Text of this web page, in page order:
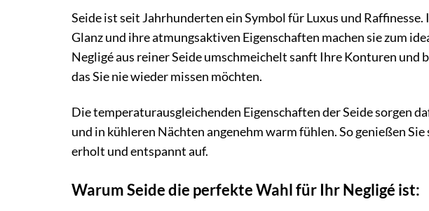
Seide ist seit Jahrhunderten ein Symbol für Luxus und
Glanz und ihre atmungsaktiven Eigenschaften machen sie zum
Negligé aus reiner Seide umschmeichelt sanft Ihre Konturen und
das Sie nie wieder missen möchten.
Die temperaturausgleichenden Eigenschaften der Seide sorgen
und in kühleren Nächten angenehm warm fühlen. So genießen
erholt und entspannt auf.
Warum Seide die perfekte Wahl für Ihr Negligé ist: